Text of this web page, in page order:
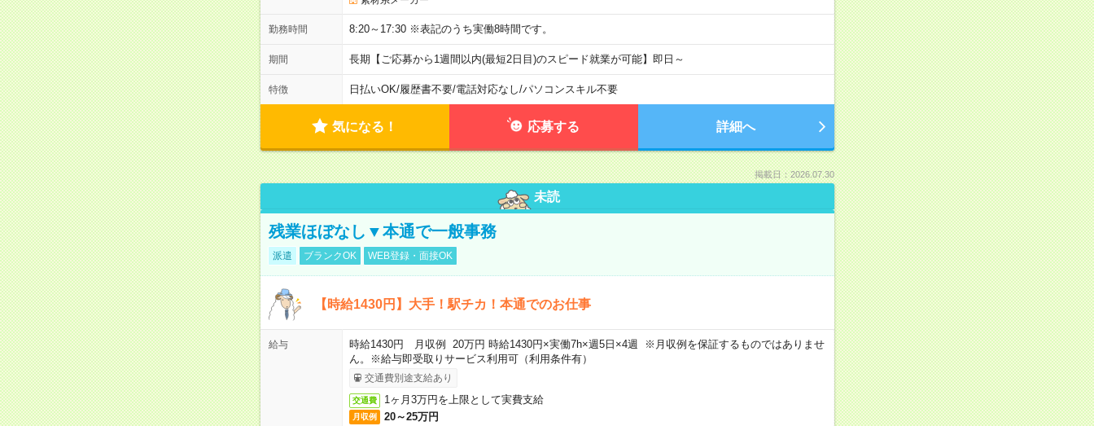
勤務時間 8:20～17:30 ※表記のうち実働8時間です。
期間 長期【ご応募から1週間以内(最短2日目)のスピード就業が可能】即日～
特徴 日払いOK/履歴書不要/電話対応なし/パソコンスキル不要
気になる！ 応募する 詳細へ
掲載日：2026.07.30
未読
残業ほぼなし▼本通で一般事務
派遣 ブランクOK WEB登録・面接OK
【時給1430円】大手！駅チカ！本通でのお仕事
給与
時給1430円 月収例 20万円 時給1430円×実働7h×週5日×4週 ※月収例を保証するものではありませ
ん。※給与即受取りサービス利用可（利用条件有）
交通費別途支給あり
交通費 1ヶ月3万円を上限として実費支給
月収例 20～25万円